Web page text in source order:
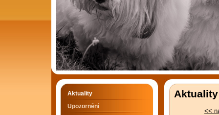
Aktuality
<<
Aktuality
Upozornění